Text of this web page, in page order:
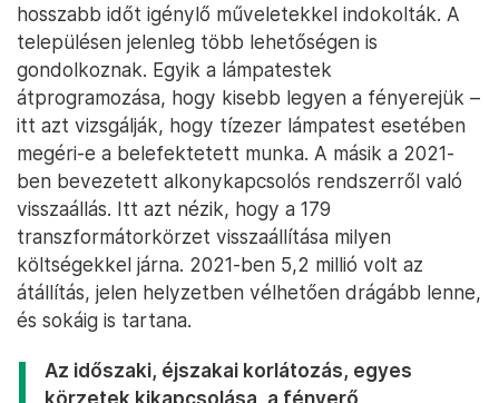
hosszabb időt igénylő műveletekkel indokolták. A
településen jelenleg több lehetőségen is
gondolkoznak. Egyik a lámpatestek
átprogramozása, hogy kisebb legyen a fényerejük –
itt azt vizsgálják, hogy tízezer lámpatest esetében
megéri-e a belefektetett munka. A másik a 2021-
ben bevezetett alkonykapcsolós rendszerről való
visszaállás. Itt azt nézik, hogy a 179
transzformátorkörzet visszaállítása milyen
költségekkel járna. 2021-ben 5,2 millió volt az
átállítás, jelen helyzetben vélhetően drágább lenne,
és sokáig is tartana.
Az időszaki, éjszakai korlátozás, egyes
körzetek kikapcsolása, a fényerő